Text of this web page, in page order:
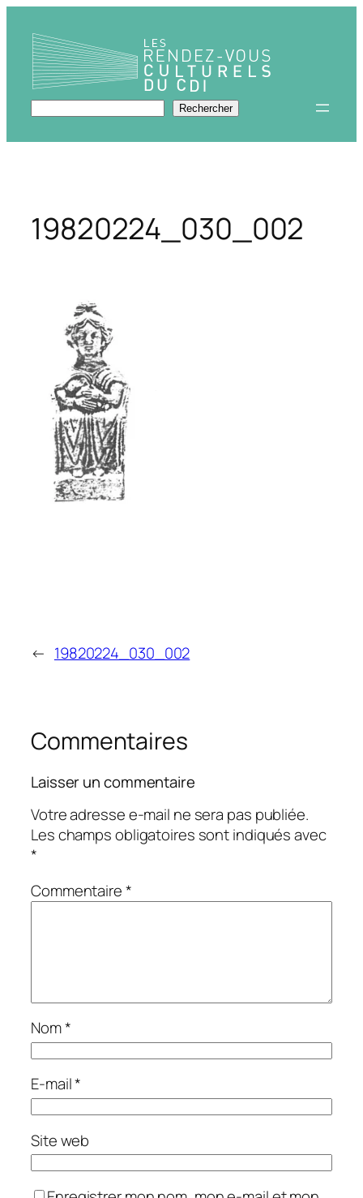
contenu
Rechercher Rechercher
19820224_030_002
← 19820224_030_002
Commentaires
Laisser un commentaire
Votre adresse e-mail ne sera pas publiée.
Les champs obligatoires sont indiqués avec
*
Commentaire*
Nom*
E-mail*
Site web